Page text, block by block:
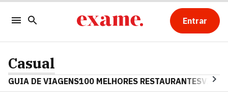
Entrar
Casual
GUIA DE VIAGENS100 MELHORES RESTAURANTES